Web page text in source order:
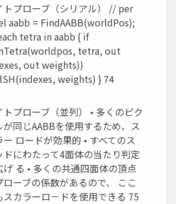
トプローブ（シリアル） // per
aabb = FindAABB(worldPos);
tetra in aabb { if
tetra, out
out weights))
weights) } 74
トプローブ（並列） • 多くのピク
が同じAABBを使用するため、ス
ー ロードが効果的 • すべてのス
ドにわたって4面体の当たり判定
げ る • 多くの共通四面体の頂点
ローブの係数があるので、 ここ
スカラーロ－ドを使用できる 75